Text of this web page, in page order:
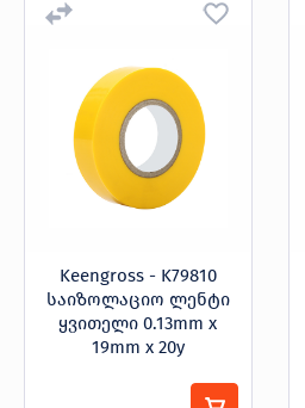
Keengross - K79810
საიზოლაციო ლენტი
ყვითელი 0.13mm x
19mm x 20y